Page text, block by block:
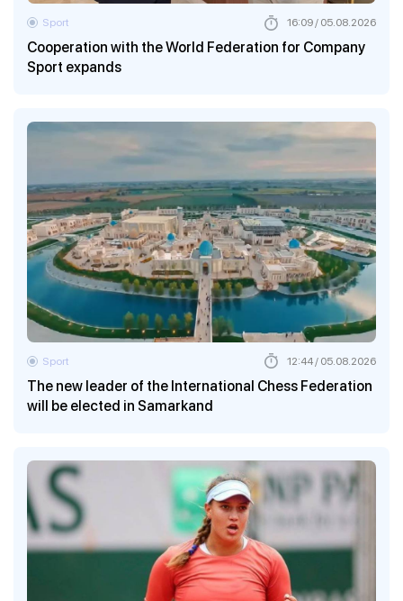
Cooperation with the World Federation for Company
Sport expands
Sport 16:09 / 05.08.2026
The new leader of the International Chess Federation
will be elected in Samarkand
Sport 12:44 / 05.08.2026